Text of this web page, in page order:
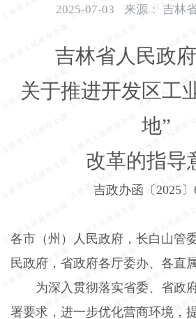
2025-07-03 来源： 吉林
吉林省人民政
关于推进开发区工
地”
改革的指导
吉政办函〔2025〕
各市（州）人民政府，长白山管
民政府，省政府各厅委办、各直
为深入贯彻落实省委、省政
署要求，进一步优化营商环境，